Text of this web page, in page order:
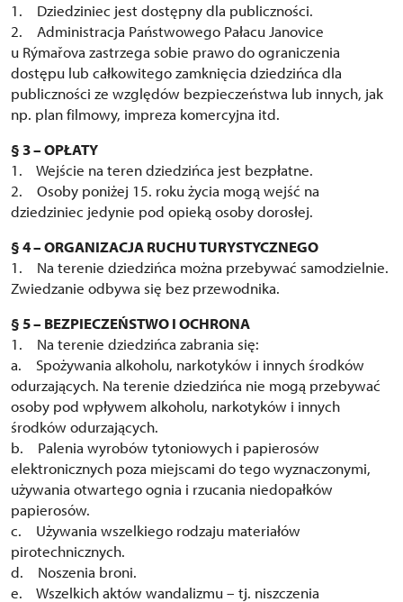
1. Dziedziniec jest dostępny dla publiczności.
2. Administracja Państwowego Pałacu Janovice
u Rýmařova zastrzega sobie prawo do ograniczenia
dostępu lub całkowitego zamknięcia dziedzińca dla
publiczności ze względów bezpieczeństwa lub innych, jak
np. plan filmowy, impreza komercyjna itd.
§ 3 – OPŁATY
1. Wejście na teren dziedzińca jest bezpłatne.
2. Osoby poniżej 15. roku życia mogą wejść na
dziedziniec jedynie pod opieką osoby dorosłej.
§ 4 – ORGANIZACJA RUCHU TURYSTYCZNEGO
1. Na terenie dziedzińca można przebywać samodzielnie.
Zwiedzanie odbywa się bez przewodnika.
§ 5 – BEZPIECZEŃSTWO I OCHRONA
1. Na terenie dziedzińca zabrania się:
a. Spożywania alkoholu, narkotyków i innych środków
odurzających. Na terenie dziedzińca nie mogą przebywać
osoby pod wpływem alkoholu, narkotyków i innych
środków odurzających.
b. Palenia wyrobów tytoniowych i papierosów
elektronicznych poza miejscami do tego wyznaczonymi,
używania otwartego ognia i rzucania niedopałków
papierosów.
c. Używania wszelkiego rodzaju materiałów
pirotechnicznych.
d. Noszenia broni.
e. Wszelkich aktów wandalizmu – tj. niszczenia